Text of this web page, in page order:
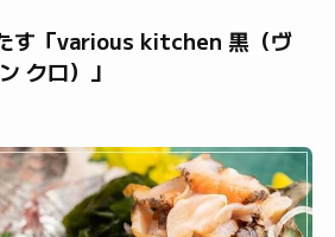
す「various kitchen 黒（ヴ
クロ）」